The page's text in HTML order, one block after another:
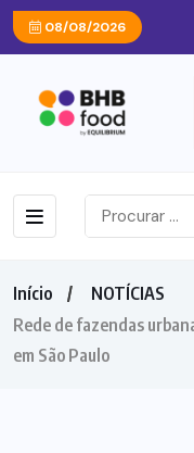
08/08/2026
Início
NOTÍCIAS
Rede de fazendas
em São Paulo